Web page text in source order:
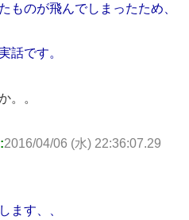
ものが飛んでしまったため、
話です。
。。
2016/04/06 (水) 22:36:07.29
ます、、